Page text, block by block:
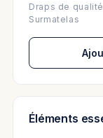
Draps de
Surmatelas
Éléments